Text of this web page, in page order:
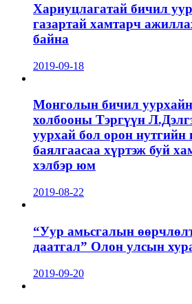
Хариуцлагатай бичил
газартай хамтарч
байна
2019-09-18
Монголын бичил уурхайн
холбооны Тэргүүн
уурхай бол орон нутгийн
баялгаасаа хүртэж буй
хэлбэр юм
2019-08-22
“Уур амьсгалын
даатгал” Олон улсын
2019-09-20